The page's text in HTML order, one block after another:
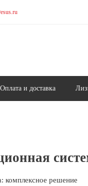
Оплата и доставка
комплексное решение